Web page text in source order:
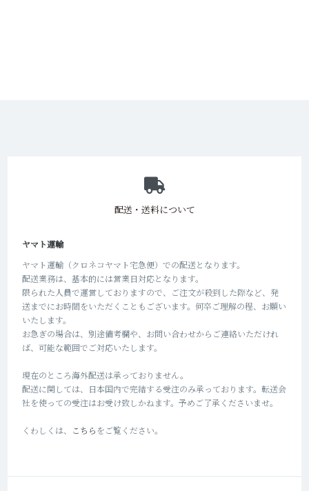
配送・送料について
ヤマト運輸
ヤマト運輸（クロネコヤマト宅急便）での配送となります。
配送業務は、基本的には営業日対応となります。
限られた人員で運営しておりますので、ご注文が殺到した際など、発
送までにお時間をいただくこともございます。何卒ご理解の程、お願い
いたします。
お急ぎの場合は、別途備考欄や、お問い合わせからご連絡いただけれ
ば、可能な範囲でご対応いたします。
現在のところ海外配送は承っておりません。
配送に関しては、日本国内で完結する受注のみ承っております。転送会
社を使っての受注はお受け致しかねます。予めご了承くださいませ。
くわしくは、 こちらをご覧ください。